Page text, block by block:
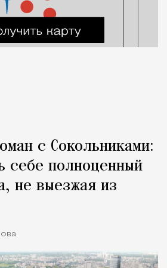
с Сокольниками:
себе полноценный
не выезжая из